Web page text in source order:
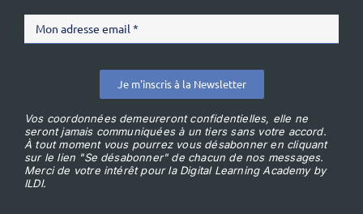
Je m'inscris à la Newsletter
Vos coordonnées demeureront confidentielles, elle ne
seront jamais communiquées à un tiers sans votre accord.
À tout moment vous pourrez vous désabonner en cliquant
sur le lien "Se désabonner" de chacun de nos messages.
Merci de votre intérêt pour la Digital Learning Academy by
ILDI.